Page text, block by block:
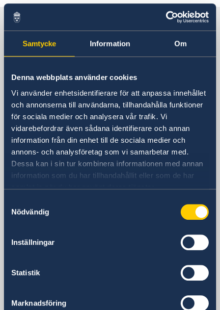
Samtycke Information Om
Denna webbplats använder cookies
Vi använder enhetsidentifierare för att anpassa innehållet
och annonserna till användarna, tillhandahålla funktioner
för sociala medier och analysera vår trafik. Vi
vidarebefordrar även sådana identifierare och annan
information från din enhet till de sociala medier och
annons- och analysföretag som vi samarbetar med.
Dessa kan i sin tur kombinera informationen med annan
information som du har tillhandahållit eller som de har
samlat in när du har använt deras tjänster.
Nödvändig
Inställningar
Statistik
Marknadsföring
Sverige i Saudiarabien
Sveriges ambassad
Besöksadress
Tayma Street
Lenah Residential Area
Diplomatic Quarter
Byggnad nummer: 3743
Zip: 12513-8384
Riyadh
Postadress
Embassy of Sweden
P.O. Box 94382
Saudi Arabia
Fax
E-postadress
ambassaden.riyadh@gov.se